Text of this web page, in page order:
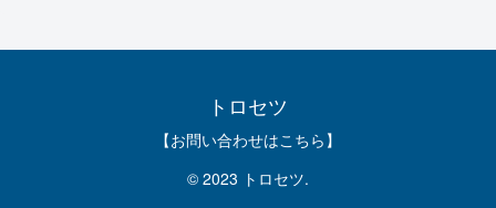
トロセツ
【お問い合わせはこちら】
© 2023 トロセツ.